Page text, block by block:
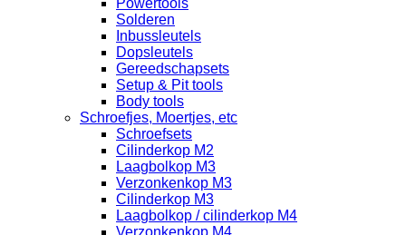
Powertools
Solderen
Inbussleutels
Dopsleutels
Gereedschapsets
Setup & Pit tools
Body tools
Schroefjes, Moertjes, etc
Schroefsets
Cilinderkop M2
Laagbolkop M3
Verzonkenkop M3
Cilinderkop M3
Laagbolkop / cilinderkop M4
Verzonkenkop M4